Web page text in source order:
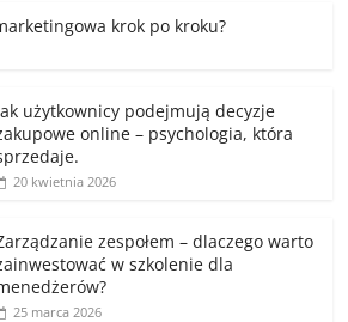
krok po kroku?
użytkownicy podejmują decyzje
online – psychologia, która
20 kwietnia 2026
zespołem – dlaczego warto
w szkolenie dla
25 marca 2026